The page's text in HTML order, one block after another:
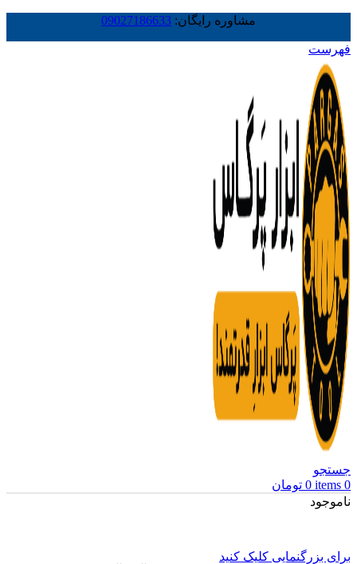
مشاوره رایگان: 09027186633
فهرست
جستجو
0
items
0 تومان
ناموجود
برای بزرگنمایی کلیک کنید